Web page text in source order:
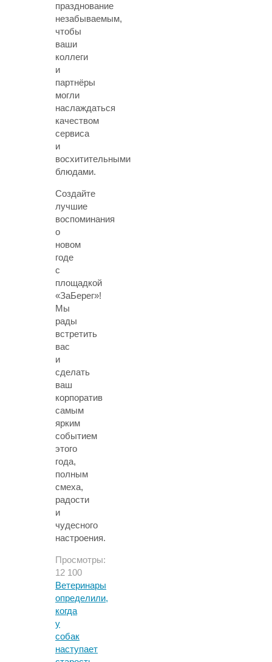
празднование
незабываемым,
чтобы
ваши
коллеги
и
партнёры
могли
наслаждаться
качеством
сервиса
и
восхитительными
блюдами.
Создайте
лучшие
воспоминания
о
новом
годе
с
площадкой
«ЗаБерег»!
Мы
рады
встретить
вас
и
сделать
ваш
корпоратив
самым
ярким
событием
этого
года,
полным
смеха,
радости
и
чудесного
настроения.
Просмотры:
12 100
Ветеринары
определили,
когда
у
собак
наступает